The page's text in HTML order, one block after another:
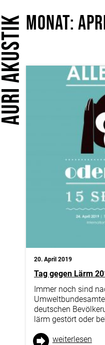
Home
Leistungen
Arbeitsschutz
Büroakustik
Konzertsaal und
Bauakustik und
Sprechstunde
Für Architekturbüros
Für Akustik-Planer
Für Studio und HiFi
Projekte
Akustik Blog
Über uns
Kontakt
Monat:
20. April 2019
Tag gegen Lärm
Immer noch sind
deutschen
lärm gestört oder
weiter­lesen